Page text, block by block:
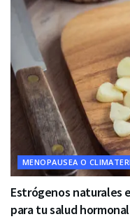
MENOPAUSEA O
Estrógenos naturales
para tu salud hormonal